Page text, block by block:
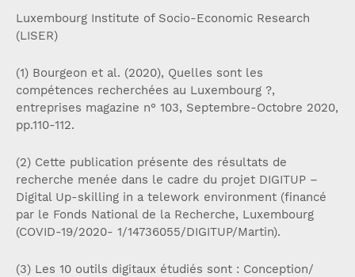
Luxembourg Institute of Socio-Economic Research
(LISER)
(1) Bourgeon et al. (2020), Quelles sont les
compétences recherchées au Luxembourg ?,
entreprises magazine n° 103, Septembre-Octobre 2020,
pp.110-112.
(2) Cette publication présente des résultats de
recherche menée dans le cadre du projet DIGITUP –
Digital Up-skilling in a telework environment (financé
par le Fonds National de la Recherche, Luxembourg
(COVID-19/2020- 1/14736055/DIGITUP/Martin).
(3) Les 10 outils digitaux étudiés sont : Conception/